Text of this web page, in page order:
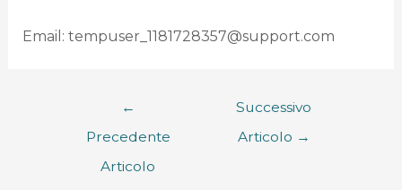
Email: tempuser_1181728357@support.com
←
Precedente
Articolo
Successivo
Articolo →